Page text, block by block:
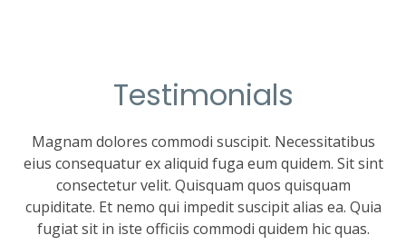
Testimonials
Magnam dolores commodi suscipit. Necessitatibus
eius consequatur ex aliquid fuga eum quidem. Sit sint
consectetur velit. Quisquam quos quisquam
cupiditate. Et nemo qui impedit suscipit alias ea. Quia
fugiat sit in iste officiis commodi quidem hic quas.